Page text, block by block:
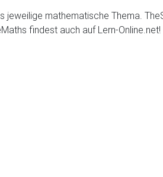
mathematische Thema.
findest auch auf Lern-Online.net!